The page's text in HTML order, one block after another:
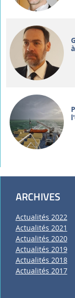
ARCHIVES
Actualités 2022
Actualités 2021
Actualités 2020
Actualités 2019
Actualités 2018
Actualités 2017